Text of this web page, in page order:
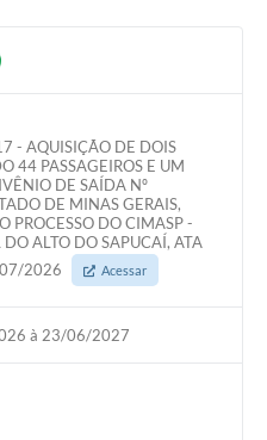
- AQUISIÇÃO DE DOIS
44 PASSAGEIROS E UM
DE SAÍDA Nº
DE MINAS GERAIS,
PROCESSO DO CIMASP -
ALTO DO SAPUCAÍ, ATA
2026
Acessar
à 23/06/2027